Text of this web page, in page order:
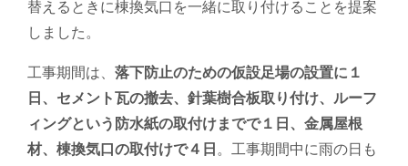
替えるときに棟換気口を一緒に取り付けることを提案
しました。
工事期間は、 落下防止のための仮設足場の設置に１
日、セメント瓦の撤去、針葉樹合板取り付け、ルーフ
ィングという防水紙の取付けまでで１日、金属屋根
材、棟換気口の取付けで４日 。工事期間中に雨の日も